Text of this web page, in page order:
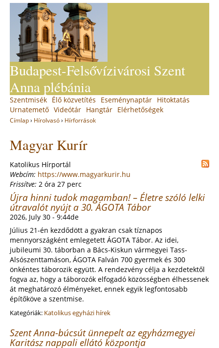
navigation
Budapest-Felsővízivárosi Szent
Anna plébánia
are
Címlap› Hírolvasó› Hírforrások
to
top
Magyar Kurír
Katolikus Hírportál
Webcím: https://www.magyarkurir.hu
Frissítve: 2 óra 27 perc
Újra hinni tudok magamban! – Életre szóló lelki
útravalót nyújt a 30. ÁGOTA Tábor
2026, July 30 - 9:44de
Július 21-én kezdődött a gyakran csak tíznapos
mennyországként emlegetett ÁGOTA Tábor. Az idei,
jubileumi 30. táborban a Bács-Kiskun vármegyei Tass-
Alsószenttamáson, ÁGOTA Falván 700 gyermek és 300
önkéntes táborozik együtt. A rendezvény célja a kezdetektől
fogva az, hogy a táborozók elfogadó közösségben élhessenek
át meghatározó élményeket, ennek egyik legfontosabb
építőköve a szentmise.
Kategóriák: Katolikus egyházi hírek
Szent Anna-búcsút ünnepelt az egyházmegyei
Karitász nappali ellátó központja
Back
to
top
Main
menu
Szentmisék Élő közvetítés Eseménynaptár Hitoktatás
Urnatemető Videótár Hangtár Elérhetőségek